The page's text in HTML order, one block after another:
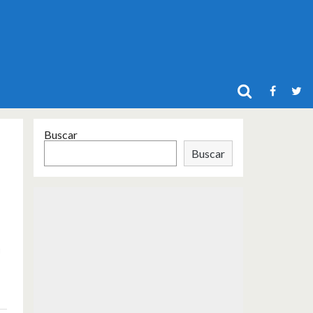
Buscar
Buscar